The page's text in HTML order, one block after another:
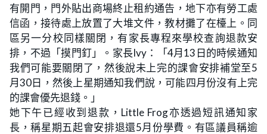
有開門，門外貼出商場終止租約通告，地下亦有勞工處
信函，接待處上放置了大堆文件，教材攤了在檯上。同
區另一分校同樣關閉，有家長專程來學校查詢退款安
排，不過「摸門釘」。家長Ivy：「4月13日的時候通知
我們可能要關閉了，然後說未上完的課會安排補堂至5
月30日，然後上星期通知我們說，可能四月份沒有上完
的課會優先退錢。」
她下午已經收到退款，Little Frog亦透過短訊通知家
長，稱星期五起會安排退還5月份學費。有區議員稱逾